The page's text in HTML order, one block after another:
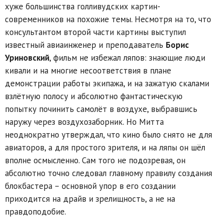
хуже большинства голливудских картин-
современников на похожие темы. Несмотря на то, что
консультантом второй части картины выступил
известный авиаинженер и преподаватель Борис
Уриновский, фильм не избежал ляпов: знающие люди
кивали и на многие несоответствия в плане
демонстрации работы экипажа, и на зажатую скалами
взлётную полосу и абсолютно фантастическую
попытку починить самолёт в воздухе, выбравшись
наружу через воздухозаборник. Но Митта
неоднократно утверждал, что кино было снято не для
авиаторов, а для простого зрителя, и на ляпы он шёл
вполне осмысленно. Сам того не подозревая, он
абсолютно точно следовал главному правилу создания
блокбастера – основной упор в его создании
приходится на драйв и зрелищность, а не на
правдоподобие.